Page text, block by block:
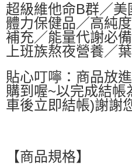
每筆NT$60，滿NT$599(含以上)
宅配
每筆NT$80，滿NT$799(含以上)
超級維他命B群／
體力保健品／高純
補充／能量代謝必
上班族熬夜營養／
貼心叮嚀：商品放
購到喔~以完成結帳
車後立即結帳)謝謝
【商品規格】